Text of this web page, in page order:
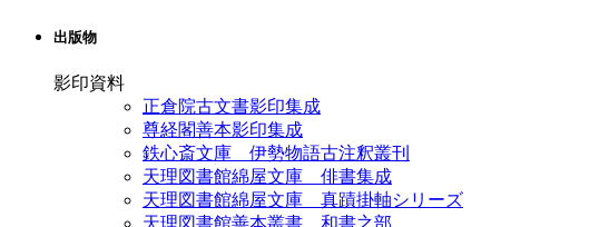
出版物
影印資料
正倉院古文書影印集成
尊経閣善本影印集成
鉄心斎文庫 伊勢物語古注釈叢刊
天理図書館綿屋文庫 俳書集成
天理図書館綿屋文庫 真蹟掛軸シリーズ
天理図書館善本叢書 和書之部